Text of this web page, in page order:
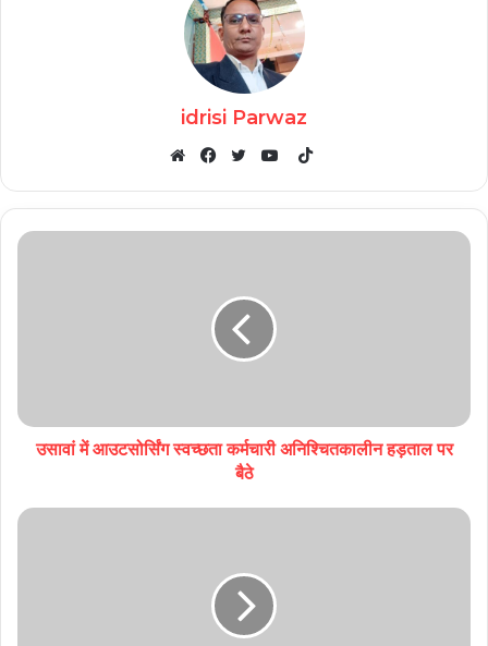
idrisi Parwaz
TikTok
उसावां में आउटसोर्सिंग स्वच्छता कर्मचारी अनिश्चितकालीन हड़ताल पर
बैठे